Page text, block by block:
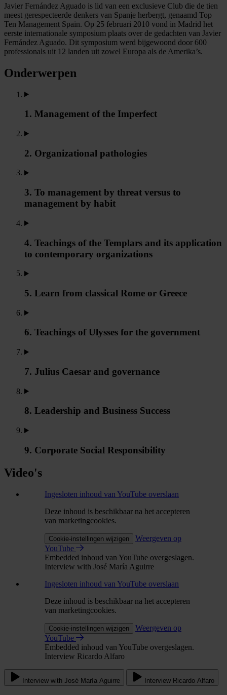
Javier Fernández Aguado is lid van een exclusieve Club die de tien
meest gerespecteerde denkers van Spanje herbergt, genaamd Top
Ten Management Spain. Op 25 februari 2010 vond in Madrid het
eerste internationale symposium plaats over de gedachten van Javier
Fernández Aguado. Dit symposium werd bijgewoond door 600
professionals uit 12 landen uit zowel Europa als de Amerika’s.
Onderwerpen
1. Management of the Imperfect
2. Organizational pathologies
3. To management by threat versus to
management by habit
4. Teachings of the Templars and its application
to contemporary organizations
5. Learn from classical Rome or Greece
6. Teachings of Ulysses for the government
7. Julius Caesar and governance
8. Leadership and Business Success
9. Corporate Social Responsibility
Video's
Ingesloten inhoud van YouTube overslaan
Deze inhoud is beschikbaar na het accepteren
van marketingcookies.
Cookie-instellingen wijzigen
Weergeven op
YouTube
Embedded inhoud van YouTube overgeslagen.
Interview with José María Aguirre
Ingesloten inhoud van YouTube overslaan
Deze inhoud is beschikbaar na het accepteren
van marketingcookies.
Cookie-instellingen wijzigen
Weergeven op
YouTube
Embedded inhoud van YouTube overgeslagen.
Interview Ricardo Alfaro
Interview with José María Aguirre Interview Ricardo Alfaro